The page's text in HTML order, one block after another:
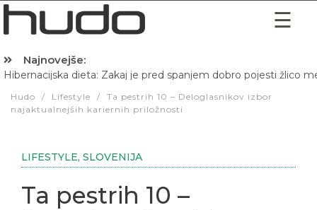
Najnovejše:
Hibernacijska dieta: Zakaj je pred spanjem dobro pojesti žlico
Hudo / Lifestyle /
Ta pestrih 10 – Deloglasnikov izbor
najaktualnejših kariernih priložnosti
LIFESTYLE, SLOVENIJA
Ta pestrih 10 –